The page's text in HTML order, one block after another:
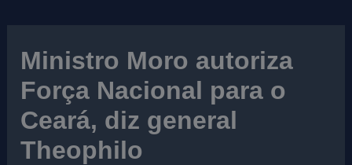
Ministro Moro autoriza
Força Nacional para o
Ceará, diz general
Theophilo